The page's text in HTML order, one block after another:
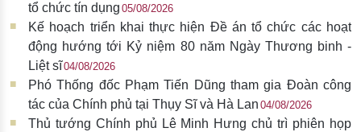
tổ chức tín dụng 05/08/2026
Kế hoạch triển khai thực hiện Đề án tổ chức các hoạt
động hướng tới Kỷ niệm 80 năm Ngày Thương binh -
Liệt sĩ04/08/2026
Phó Thống đốc Phạm Tiến Dũng tham gia Đoàn công
tác của Chính phủ tại Thụy Sĩ và Hà Lan 04/08/2026
Thủ tướng Chính phủ Lê Minh Hưng chủ trì phiên họp